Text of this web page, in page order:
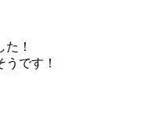
！
です！